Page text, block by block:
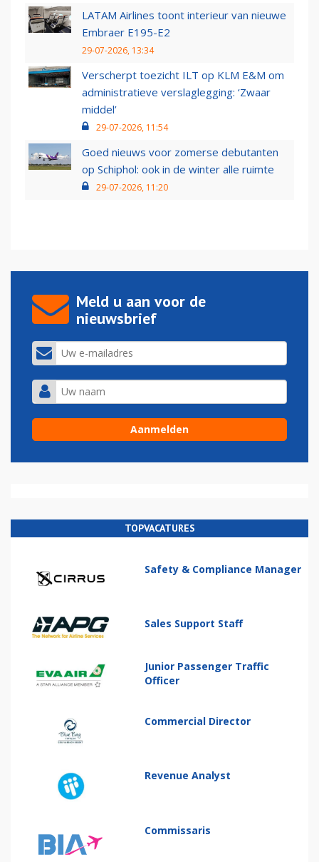
LATAM Airlines toont interieur van nieuwe
Embraer E195-E2
29-07-2026, 13:34
Verscherpt toezicht ILT op KLM E&M om
administratieve verslaglegging: ‘Zwaar
middel’
29-07-2026, 11:54
Goed nieuws voor zomerse debutanten
op Schiphol: ook in de winter alle ruimte
29-07-2026, 11:20
Meld u aan voor de
nieuwsbrief
TOPVACATURES
Safety & Compliance Manager
Sales Support Staff
Junior Passenger Traffic
Officer
Commercial Director
Revenue Analyst
Commissaris